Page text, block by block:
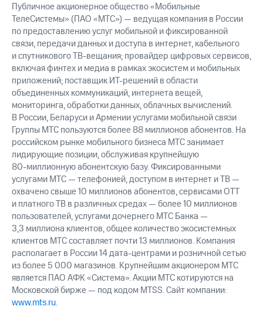
кабинет
акционера
Акционерный
капитал
Контроль
и
аудит
Рынок
акций
Описание
Программа
приобретения
Порядок
выкупа
акций
Дивиденды
Рынок
облигаций
Описание
Еврооблигации-2023
Уведомление
о
погашении
именных
облигаций
Публичное акционерное общество «Мобильные
ТелеСистемы» (ПАО «МТС») — ведущая компания в России
по предоставлению услуг мобильной и фиксированной
связи, передачи данных и доступа в интернет, кабельного
и спутниковогоТВ-вещания;провайдер цифровых сервисов,
включая финтех и медиа в рамках экосистем и мобильных
приложений; поставщикИТ-решенийв области
объединенных коммуникаций, интернета вещей,
мониторинга, обработки данных, облачных вычислений.
В России, Беларуси и Армении услугами мобильной связи
Группы МТС пользуются более 88 миллионов абонентов. На
российском рынке мобильного бизнеса МТС занимает
лидирующие позиции, обслуживая крупнейшую
80-миллионнуюабонентскую базу. Фиксированными
услугами МТС — телефонией, доступом в интернет и ТВ —
охвачено свыше 10 миллионов абонентов, сервисами OTT
и платного ТВ в различных средах — более 10 миллионов
пользователей, услугами дочернего МТС Банка —
3,3 миллиона клиентов, общее количество экосистемных
клиентов МТС составляет почти 13 миллионов. Компания
располагает в России 14 дата-центрами и розничной сетью
из более 5 000 магазинов. Крупнейшим акционером МТС
является ПАО АФК «Система». Акции МТС котируются на
Московской бирже — под кодом MTSS. Сайт компании:
www.mts.ru.